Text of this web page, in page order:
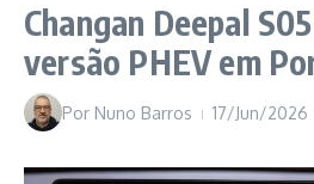
Changan Deepal
versão PHEV em
Por Nuno Barros 17/Jun/2026